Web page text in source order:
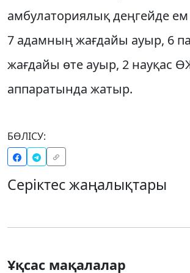
амбулаториялық деңгейде
7 адамның жағдайы ауыр, 6
жағдайы өте ауыр, 2 науқас
аппаратында жатыр.
БӨЛІСУ:
Серіктес жаңалықтары
Ұқсас мақалалар